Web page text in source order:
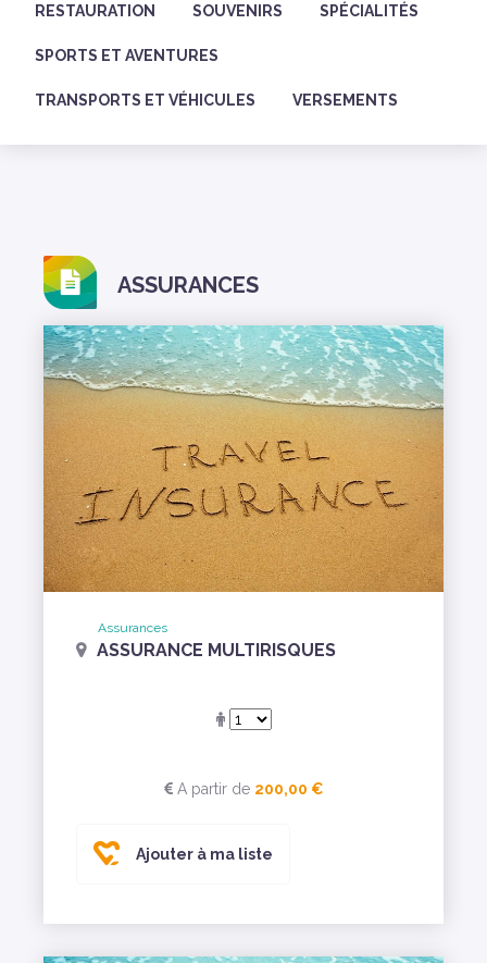
RESTAURATION SOUVENIRS SPÉCIALITÉS
SPORTS ET AVENTURES
TRANSPORTS ET VÉHICULES VERSEMENTS
ASSURANCES
Assurances
ASSURANCE MULTIRISQUES
A partir de 200,00 €
Ajouter à ma liste